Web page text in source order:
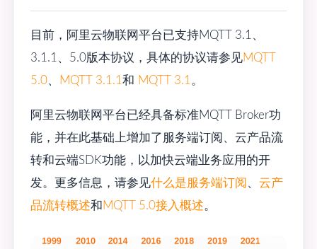
目前，阿里云物联网平台已支持MQTT 3.1、
3.1.1、5.0版本协议，具体的协议请参见MQTT
5.0、 MQTT 3.1.1 和 MQTT 3.1 。
阿里云物联网平台已经具备标准MQTT Broker功
能，并在此基础上增加了服务端订阅、云产品流
转和云端SDK功能，以加快云端业务应用的开
发。更多信息，请参见什么是服务端订阅 、 云产
品流转概述和 MQTT 5.0接入概述。